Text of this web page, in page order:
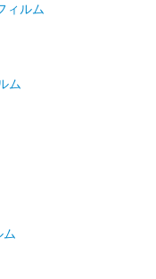
ィルム
ム
ム